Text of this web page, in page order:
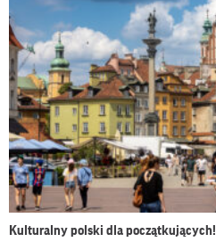
Kulturalny polski dla początkujących!